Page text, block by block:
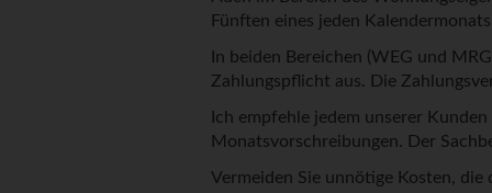
Fünften eines jeden
In beiden Bereichen (WEG und
Zahlungspflicht aus. Die
Ich empfehle jedem unserer
Monatsvorschreibungen. Der
Vermeiden Sie unnötige Kosten,